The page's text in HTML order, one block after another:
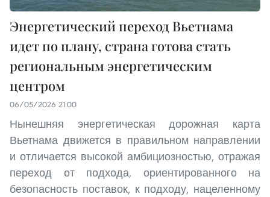
Энергетический переход Вьетнама
идет по плану, страна готова стать
региональным энергетическим
центром
06/05/2026 21:00
Нынешняя энергетическая дорожная карта
Вьетнама движется в правильном направлении
и отличается высокой амбициозностью, отражая
переход от подхода, ориентированного на
безопасность поставок, к подходу, нацеленному